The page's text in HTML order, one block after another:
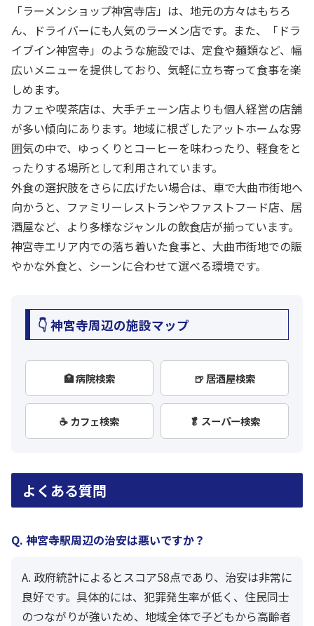
「ラーメンショップ神宮寺店」は、地元の方々はもちろ
ん、ドライバーにも人気のラーメン店です。また、「ドラ
イブイン神宮寺」のような施設では、定食や麺類など、幅
広いメニューを提供しており、気軽に立ち寄って食事を楽
しめます。
カフェや喫茶店は、大手チェーン店よりも個人経営の店舗
が多い傾向にあります。地域に根ざしたアットホームな雰
囲気の中で、ゆっくりとコーヒーを味わったり、軽食をと
ったりする場所として利用されています。
外食の選択肢をさらに広げたい場合は、車で大曲市街地へ
向かうと、ファミリーレストランやファストフード店、居
酒屋など、より多様なジャンルの飲食店が揃っています。
神宮寺エリア内での落ち着いた食事と、大曲市街地での賑
やかな外食と、シーンに合わせて選べる環境です。
👇 神宮寺周辺の施設マップ
🏥 病院検索 🍺 居酒屋検索
☕ カフェ検索 🥬 スーパー検索
よくある質問
Q. 神宮寺駅周辺の治安は悪いですか？
A. 政府統計によるとスコア58点であり、治安は非常に
良好です。具体的には、犯罪発生率が低く、住民同士
のつながりが強いため、地域全体で子どもから高齢者